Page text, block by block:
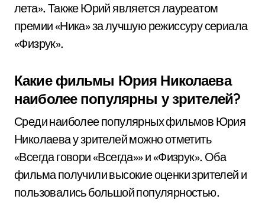
лета». Также Юрий является лауреатом
премии «Ника» за лучшую режиссуру сериала
«Физрук».
Какие фильмы Юрия Николаева
наиболее популярны у зрителей?
Среди наиболее популярных фильмов Юрия
Николаева у зрителей можно отметить
«Всегда говори «Всегда»» и «Физрук». Оба
фильма получили высокие оценки зрителей и
пользовались большой популярностью.